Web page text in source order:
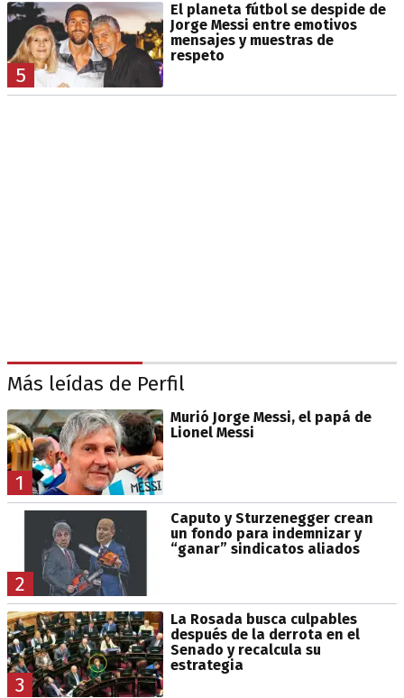
5
El planeta fútbol se despide de
Jorge Messi entre emotivos
mensajes y muestras de
respeto
Más leídas de Perfil
1
Murió Jorge Messi, el papá de
Lionel Messi
2
Caputo y Sturzenegger crean
un fondo para indemnizar y
“ganar” sindicatos aliados
3
La Rosada busca culpables
después de la derrota en el
Senado y recalcula su
estrategia